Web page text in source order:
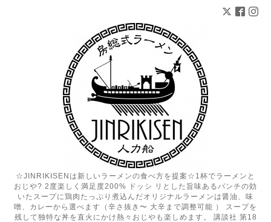
☆JINRIKISENは新しいラーメンの食べ方を提案☆1杯でラーメンと
おじや? 2度楽しく満足度200% ドッシ リとした旨味あるパンチの効
いたスープに鶏肉たっぷり煮込んだオリジナルラーメンは醤油、味
噌、カレーから選べます（辛さ抜き〜 大辛まで調整可能 ） スープを
残して独特な丼を直火にかけ熱々おじやも楽しめます。 講談社 第18